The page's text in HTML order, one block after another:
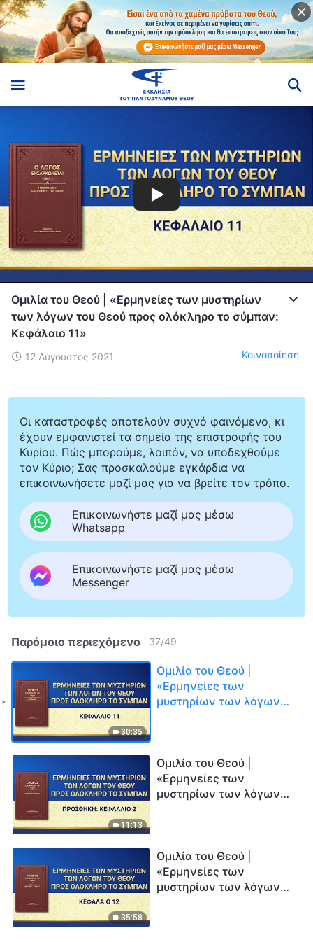
Ομιλία του Θεού | «Ερμηνείες των μυστηρίων
των λόγων του Θεού προς ολόκληρο το σύμπαν:
Κεφάλαιο 11»
12 Αύγουστος 2021 Κοινοποίηση
Οι καταστροφές αποτελούν συχνό φαινόμενο, κι
έχουν εμφανιστεί τα σημεία της επιστροφής του
Κυρίου. Πώς μπορούμε, λοιπόν, να υποδεχθούμε
τον Κύριο; Σας προσκαλούμε εγκάρδια να
επικοινωνήσετε μαζί μας για να βρείτε τον τρόπο.
Επικοινωνήστε μαζί μας μέσω
Whatsapp
Επικοινωνήστε μαζί μας μέσω
Messenger
Παρόμοιο περιεχόμενο 37/49
30:35
Ομιλία του Θεού |
«Ερμηνείες των
μυστηρίων των λόγων
11:13
Ομιλία του Θεού |
«Ερμηνείες των
μυστηρίων των λόγων
35:58
Ομιλία του Θεού |
«Ερμηνείες των
μυστηρίων των λόγων